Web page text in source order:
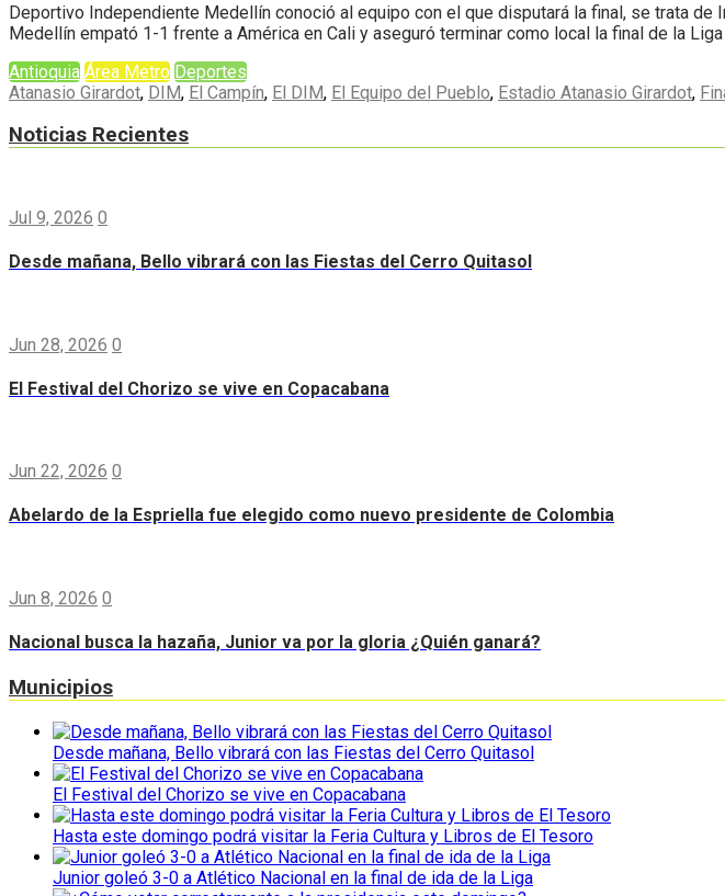
Deportivo Independiente Medellín conoció al equipo con el que disputará la final, se trata
Medellín empató 1-1 frente a América en Cali y aseguró terminar como local la final de la
Antioquia Área Metro Deportes
Atanasio Girardot, DIM, El Campín, El DIM, El Equipo del Pueblo, Estadio Atanasio Girardot,
Noticias Recientes
Jul 9, 2026 0
Desde mañana, Bello vibrará con las Fiestas del Cerro Quitasol
Jun 28, 2026 0
El Festival del Chorizo se vive en Copacabana
Jun 22, 2026 0
Abelardo de la Espriella fue elegido como nuevo presidente de Colombia
Jun 8, 2026 0
Nacional busca la hazaña, Junior va por la gloria ¿Quién ganará?
Municipios
Desde mañana, Bello vibrará con las Fiestas del Cerro Quitasol
El Festival del Chorizo se vive en Copacabana
Hasta este domingo podrá visitar la Feria Cultura y Libros de El Tesoro
Junior goleó 3-0 a Atlético Nacional en la final de ida de la Liga